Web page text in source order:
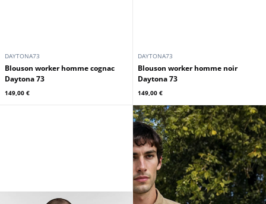
DAYTONA73
Blouson worker homme cognac
Daytona 73
149,00 €
DAYTONA73
Blouson worker homme noir
Daytona 73
149,00 €